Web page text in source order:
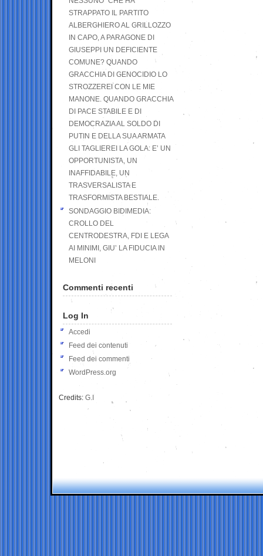
STRAPPATO IL PARTITO
ALBERGHIERO AL GRILLOZZO
IN CAPO, A PARAGONE DI
GIUSEPPI UN DEFICIENTE
COMUNE? QUANDO
GRACCHIA DI GENOCIDIO LO
STROZZEREI CON LE MIE
MANONE. QUANDO GRACCHIA
DI PACE STABILE E DI
DEMOCRAZIA AL SOLDO DI
PUTIN E DELLA SUA ARMATA
GLI TAGLIEREI LA GOLA: E’ UN
OPPORTUNISTA, UN
INAFFIDABILE, UN
TRASVERSALISTA E
TRASFORMISTA BESTIALE.
SONDAGGIO BIDIMEDIA:
CROLLO DEL
CENTRODESTRA, FDI E LEGA
AI MINIMI, GIU’ LA FIDUCIA IN
MELONI
Commenti recenti
Log In
Accedi
Feed dei contenuti
Feed dei commenti
WordPress.org
Credits: G.I